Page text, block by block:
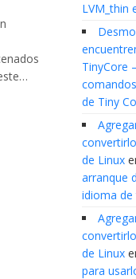
LVM_thin
TinyCore
de Tiny
de Linux
arranque
idioma de
de Linux
para